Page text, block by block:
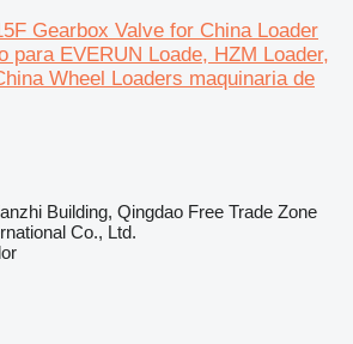
Gearbox Valve for China Loader
para EVERUN Loade, HZM Loader,
Wheel Loaders maquinaria de
Building, Qingdao Free Trade Zone
Co., Ltd.